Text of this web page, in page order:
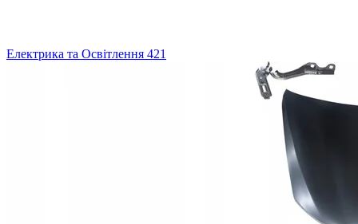
Електрика та Освітлення 421